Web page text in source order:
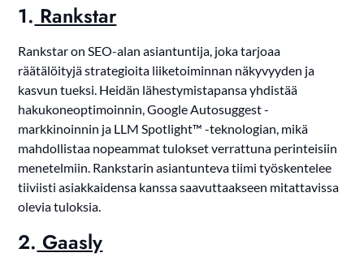
1. Rankstar
Rankstar on SEO-alan asiantuntija, joka tarjoaa
räätälöityjä strategioita liiketoiminnan näkyvyyden ja
kasvun tueksi. Heidän lähestymistapansa yhdistää
hakukoneoptimoinnin, Google Autosuggest -
markkinoinnin ja LLM Spotlight™ -teknologian, mikä
mahdollistaa nopeammat tulokset verrattuna perinteisiin
menetelmiin. Rankstarin asiantunteva tiimi työskentelee
tiiviisti asiakkaidensa kanssa saavuttaakseen mitattavissa
olevia tuloksia.
2. Gaasly